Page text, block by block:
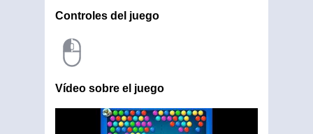
Controles del juego
Vídeo sobre el juego